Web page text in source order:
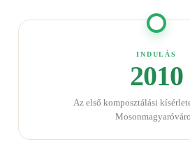
INDULÁS
2010
Az első komposztálási